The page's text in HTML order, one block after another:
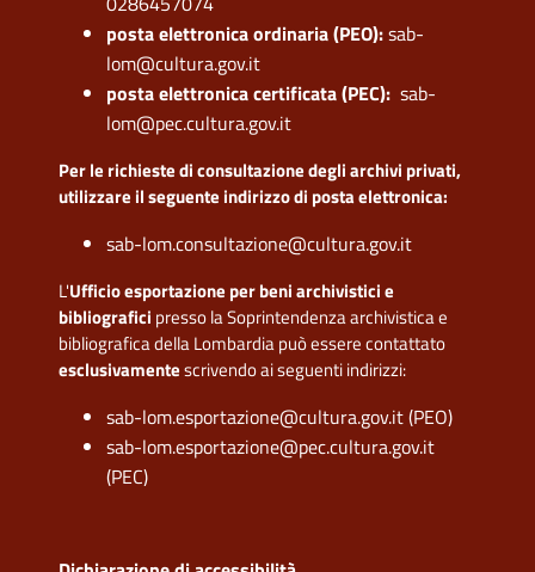
posta elettronica ordinaria (PEO):sab-
lom@cultura.gov.it
posta elettronica certificata (PEC):sab-
lom@pec.cultura.gov.it
Per le richieste di consultazione degli archivi privati,
utilizzare il seguente indirizzo di posta elettronica:
sab-lom.consultazione@cultura.gov.it
L'Ufficio esportazione per beni archivistici e
bibliografici presso la Soprintendenza archivistica e
bibliografica della Lombardia può essere contattato
esclusivamentescrivendo ai seguenti indirizzi:
sab-lom.esportazione@cultura.gov.it (PEO)
sab-lom.esportazione@pec.cultura.gov.it
(PEC)